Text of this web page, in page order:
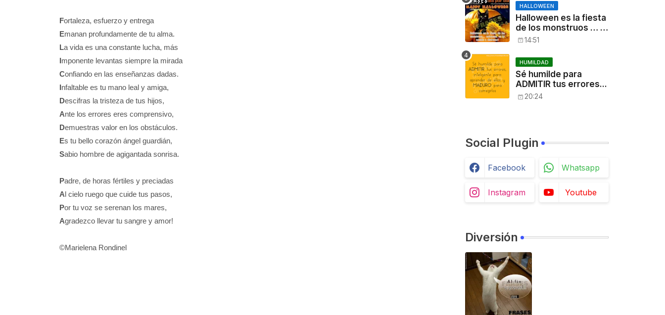
Fortaleza, esfuerzo y entrega
Emanan profundamente de tu alma.
La vida es una constante lucha, más
Imponente levantas siempre la mirada
Confiando en las enseñanzas dadas.
Infaltable es tu mano leal y amiga,
Descifras la tristeza de tus hijos,
Ante los errores eres comprensivo,
Demuestras valor en los obstáculos.
Es tu bello corazón ángel guardián,
Sabio hombre de agigantada sonrisa.
Padre, de horas fértiles y preciadas
Al cielo ruego que cuide tus pasos,
Por tu voz se serenan los mares,
Agradezco llevar tu sangre y amor!
©Marielena Rondinel
HALLOWEEN
Halloween es la fiesta
de los monstruos … ,
entonces, es tu
14:51
HUMILDAD
Sé humilde para
ADMITIR tus errores...
20:24
Social Plugin
Facebook Whatsapp
Instagram Youtube
Diversión